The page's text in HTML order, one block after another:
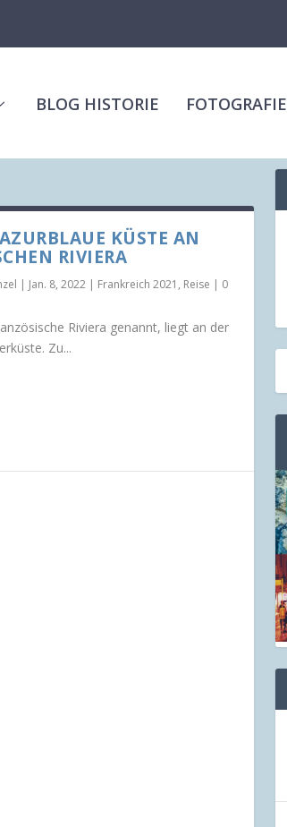
BLOG HISTORIE FOTOGRAFIE
KÜSTE AN
RIVIERA
| Jan. 8, 2022| Frankreich 2021 , Reise | 0
Riviera genannt, liegt an der
Zu...